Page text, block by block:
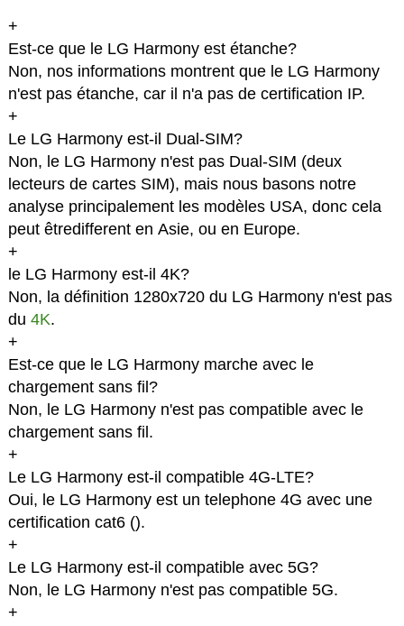
+
Est-ce que le LG Harmony est étanche?
Non, nos informations montrent que le LG Harmony
n'est pas étanche, car il n'a pas de certification IP.
+
Le LG Harmony est-il Dual-SIM?
Non, le LG Harmony n'est pas Dual-SIM (deux
lecteurs de cartes SIM), mais nous basons notre
analyse principalement les modèles USA, donc cela
peut êtredifferent en Asie, ou en Europe.
+
le LG Harmony est-il 4K?
Non, la définition 1280x720 du LG Harmony n'est pas
du 4K.
+
Est-ce que le LG Harmony marche avec le
chargement sans fil?
Non, le LG Harmony n'est pas compatible avec le
chargement sans fil.
+
Le LG Harmony est-il compatible 4G-LTE?
Oui, le LG Harmony est un telephone 4G avec une
certification cat6 ().
+
Le LG Harmony est-il compatible avec 5G?
Non, le LG Harmony n'est pas compatible 5G.
+